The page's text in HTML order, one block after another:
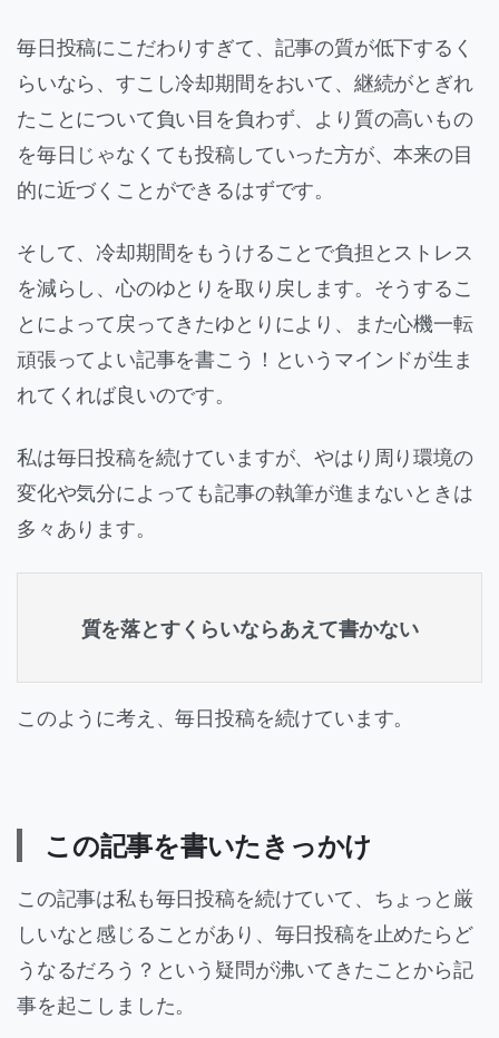
毎日投稿にこだわりすぎて、記事の質が低下するく
らいなら、すこし冷却期間をおいて、継続がとぎれ
たことについて負い目を負わず、より質の高いもの
を毎日じゃなくても投稿していった方が、本来の目
的に近づくことができるはずです。
そして、冷却期間をもうけることで負担とストレス
を減らし、心のゆとりを取り戻します。そうするこ
とによって戻ってきたゆとりにより、また心機一転
頑張ってよい記事を書こう！というマインドが生ま
れてくれば良いのです。
私は毎日投稿を続けていますが、やはり周り環境の
変化や気分によっても記事の執筆が進まないときは
多々あります。
質を落とすくらいならあえて書かない
このように考え、毎日投稿を続けています。
この記事を書いたきっかけ
この記事は私も毎日投稿を続けていて、ちょっと厳
しいなと感じることがあり、毎日投稿を止めたらど
うなるだろう？という疑問が沸いてきたことから記
事を起こしました。